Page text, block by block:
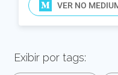
VER NO
Exibir por tags: